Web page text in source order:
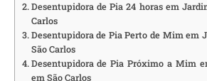
Desentupidora de Pia 24 horas em
Carlos
Desentupidora de Pia Perto de Mim em
São Carlos
Desentupidora de Pia Próximo a Mim
em São Carlos